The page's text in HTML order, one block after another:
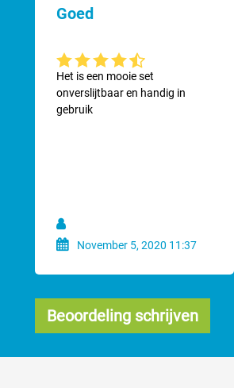
Goed
Gemiddelde waardering van 4.8
Het is een mooie set
onverslijtbaar en handig in
gebruik
November 5, 2020 11:37
Beoordeling schrijven